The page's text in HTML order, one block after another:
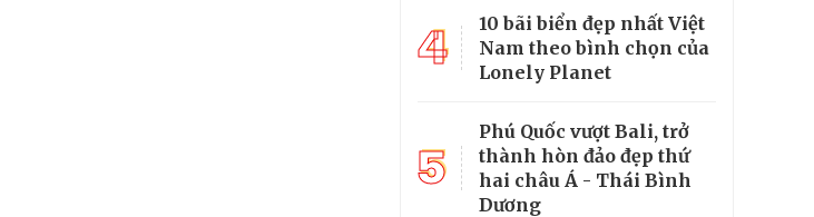
4
10 bãi biển đẹp nhất Việt
Nam theo bình chọn của
Lonely Planet
5
Phú Quốc vượt Bali, trở
thành hòn đảo đẹp thứ
hai châu Á - Thái Bình
Dương